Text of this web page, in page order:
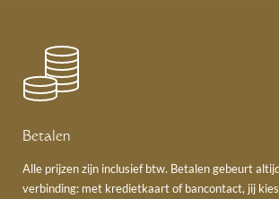
Betalen
Alle prijzen zijn inclusief btw. Betalen gebeurt
verbinding: met kredietkaart of bancontact, jij